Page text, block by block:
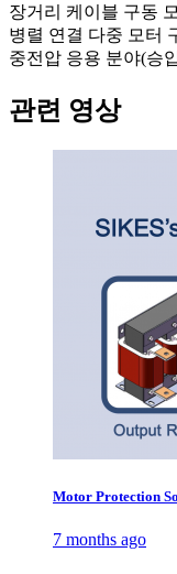
장거리 케이블 구동
병렬 연결 다중 모터
중전압 응용 분야(승
관련 영상
Motor Protection
7 months ago